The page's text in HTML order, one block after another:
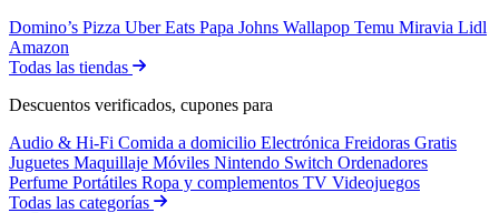
Domino’s Pizza Uber Eats Papa Johns Wallapop Temu Miravia Lidl
Amazon
Todas las tiendas
Descuentos verificados, cupones para
Audio & Hi-Fi Comida a domicilio Electrónica Freidoras Gratis
Juguetes Maquillaje Móviles Nintendo Switch Ordenadores
Perfume Portátiles Ropa y complementos TV Videojuegos
Todas las categorías